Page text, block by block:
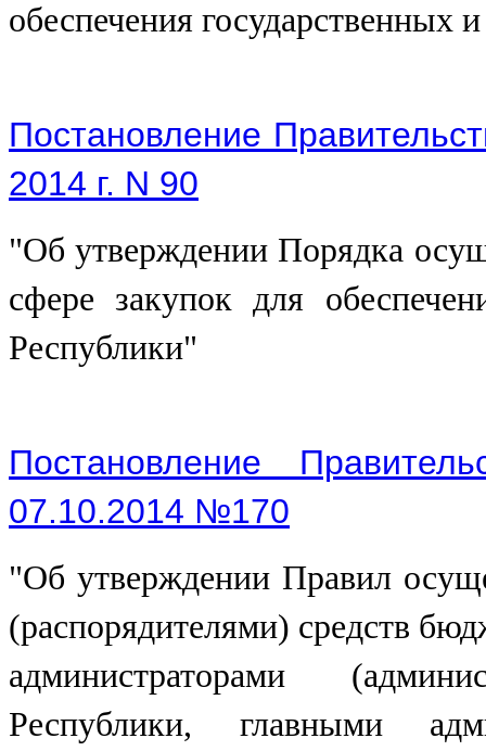
обеспечения
Постановление
2014 г. N 90
"Об утверждении Порядка
сфере закупок для
Республики"
Постановление
07.10.2014 №170
"Об утверждении Правил
(распорядителями) средств
администраторами
Республики, главными